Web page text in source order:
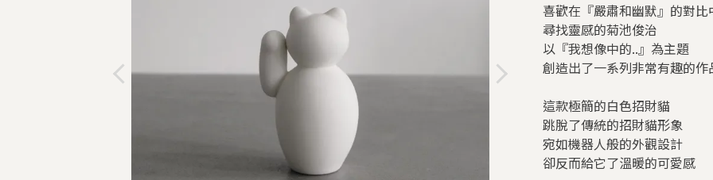
喜歡在『嚴肅和幽默』的對比
尋找靈感的菊池俊治
以『我想像中的..』為主題
創造出了一系列非常有趣的作
這款極簡的白色招財貓
跳脫了傳統的招財貓形象
宛如機器人般的外觀設計
卻反而給它了溫暖的可愛感